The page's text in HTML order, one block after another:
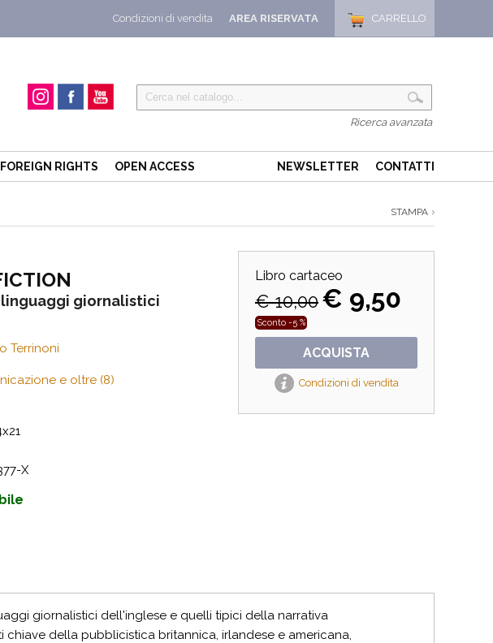
CARRELLO
AREA RISERVATA
Condizioni di vendita
Ricerca avanzata
FOREIGN RIGHTS OPEN ACCESS NEWSLETTER CONTATTI
STAMPA
Libro cartaceo
€ 10,00€ 9,50
Sconto -5 %
ACQUISTA
Condizioni di vendita
linguaggi giornalistici
Terrinoni
e oltre (8)
X
giornalistici dell'inglese e quelli tipici della narrativa
della pubblicistica britannica, irlandese e americana,